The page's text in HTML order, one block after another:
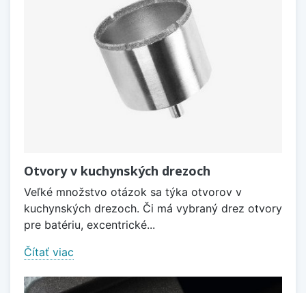
Otvory v kuchynských drezoch
Veľké množstvo otázok sa týka otvorov v
kuchynských drezoch. Či má vybraný drez otvory
pre batériu, excentrické...
Čítať viac